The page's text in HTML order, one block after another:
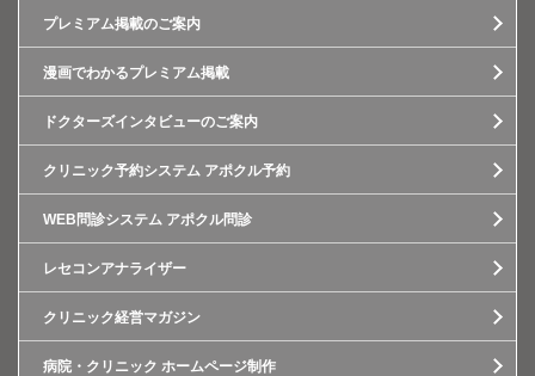
プレミアム掲載のご案内
漫画でわかるプレミアム掲載
ドクターズインタビューのご案内
クリニック予約システム アポクル予約
WEB問診システム アポクル問診
レセコンアナライザー
クリニック経営マガジン
病院・クリニック ホームページ制作